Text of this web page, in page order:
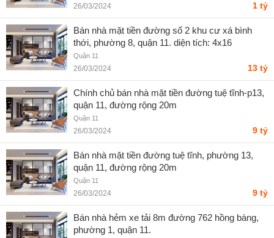
26/03/2024 1 tỷ
Bán nhà mặt tiền đường số 2 khu cư xá bình
thới, phường 8, quận 11. diện tích: 4x16
Quận 11
26/03/2024 13 tỷ
Chính chủ bán nhà mặt tiền đường tuệ tĩnh-p13,
quận 11, đường rộng 20m
Quận 11
26/03/2024 9 tỷ
Bán nhà mặt tiền đường tuệ tĩnh, phường 13,
quận 11, đường rộng 20m
Quận 11
26/03/2024 9 tỷ
Bán nhà hẻm xe tải 8m đường 762 hồng bàng,
phường 1, quận 11.